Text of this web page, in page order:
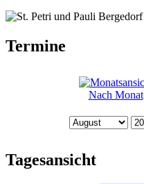
Termine
Nach Monat
Tagesansicht